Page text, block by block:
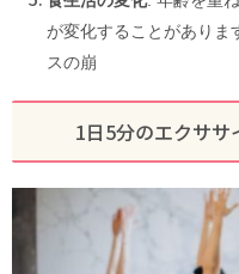
が変化することがありま
スの崩
1日5分のエクサ